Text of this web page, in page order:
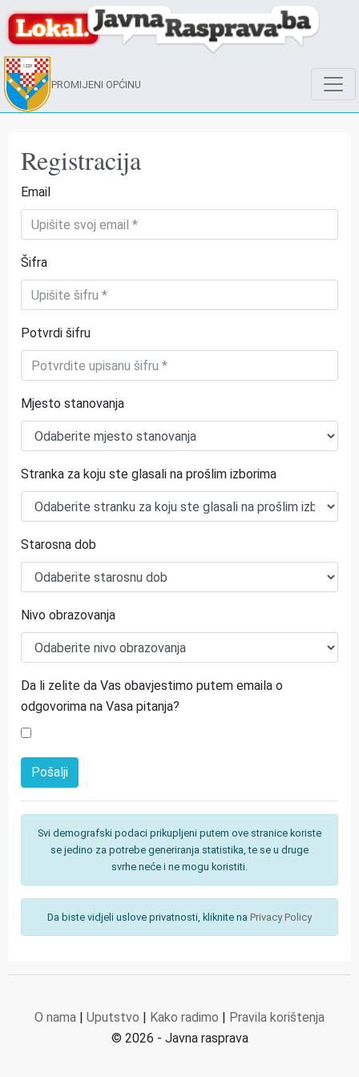
PROMIJENI OPĆINU
Registracija
Email
Šifra
Potvrdi šifru
Mjesto stanovanja
Stranka za koju ste glasali na prošlim izborima
Starosna dob
Nivo obrazovanja
Da li zelite da Vas obavjestimo putem emaila o
odgovorima na Vasa pitanja?
Svi demografski podaci prikupljeni putem ove stranice koriste
se jedino za potrebe generiranja statistika, te se u druge
svrhe neće i ne mogu koristiti.
Da biste vidjeli uslove privatnosti, kliknite na Privacy Policy
O nama | Uputstvo | Kako radimo | Pravila korištenja
© 2026 - Javna rasprava